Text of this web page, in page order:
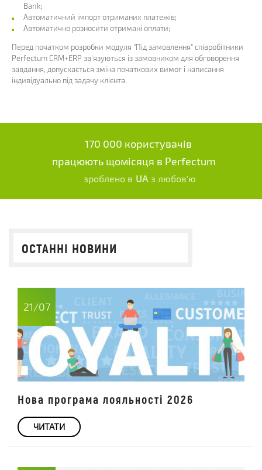
Bank;
Автоматичний імпорт отриманих платежів;
Автоматично розносити отримані оплати;
Перед початком розробки модуля "Під замовлення" співробітники
Perfectum CRM+ERP зв'язуються із замовником для обговорення
завдання, допускається зміна початкових вимог і написання
індивідуально під задачу клієнта.
170 000 користувачів
працюють щомісяця в Perfectum
зроблено в UA з любов'ю
ОСТАННІ НОВИНИ
21/07
Нова програма лояльності 2026
ЧИТАТИ